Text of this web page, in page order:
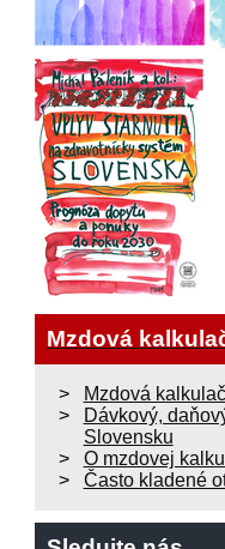
Mzdová
Mzdová
Dávkový,
Slovensku
O mzdovej
Často kladené